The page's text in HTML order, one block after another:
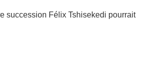
succession Félix Tshisekedi pourrait